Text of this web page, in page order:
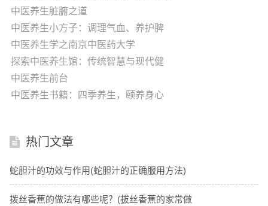
中医养生脏腑之道
中医养生小方子：调理气血、养护脾
中医养生学之南京中医药大学
探索中医养生馆：传统智慧与现代健
中医养生前台
中医养生书籍：四季养生，颐养身心
热门文章
蛇胆汁的功效与作用(蛇胆汁的正确服用方法)
拨丝香蕉的做法有哪些呢？(拔丝香蕉的家常做